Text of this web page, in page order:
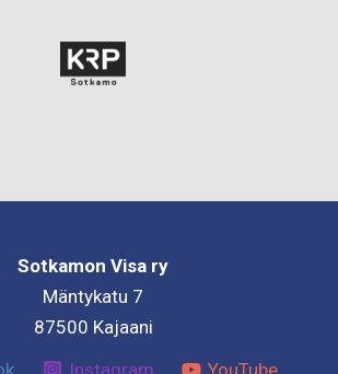
Sotkamon Visa ry
Mäntykatu 7
87500 Kajaani
Instagram YouTube